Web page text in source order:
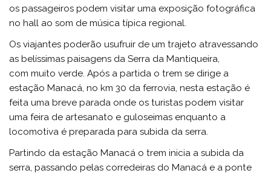
os passageiros podem visitar uma exposição fotográfica
no hall ao som de música típica regional.
Os viajantes poderão usufruir de um trajeto atravessando
as belíssimas paisagens da Serra da Mantiqueira,
com muito verde. Após a partida o trem se dirige a
estação Manacá, no km 30 da ferrovia, nesta estação é
feita uma breve parada onde os turistas podem visitar
uma feira de artesanato e guloseimas enquanto a
locomotiva é preparada para subida da serra.
Partindo da estação Manacá o trem inicia a subida da
serra, passando pelas corredeiras do Manacá e a ponte